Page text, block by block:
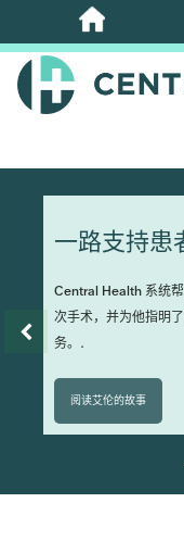
跳
至
主
一路支持患
Central Health 系统
次手术，并为他指明
务。.
阅读艾伦的故事